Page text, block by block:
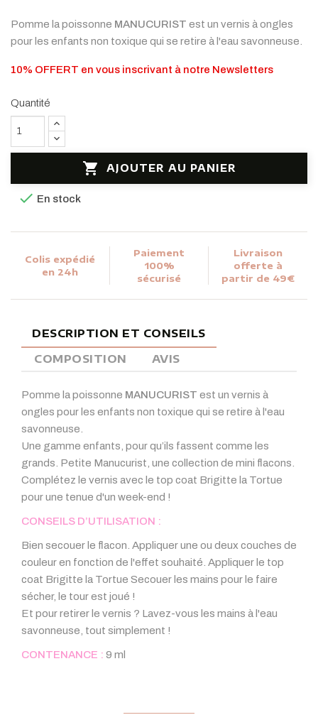
Pomme la poissonne MANUCURIST est un vernis à ongles
pour les enfants non toxique qui se retire à l'eau savonneuse.
10% OFFERT en vous inscrivant à notre Newsletters
Quantité
 AJOUTER AU PANIER
 En stock
Colis expédié
en 24h
Paiement
100%
sécurisé
Livraison
offerte à
partir de 49€
DESCRIPTION ET CONSEILS
COMPOSITION
AVIS
Pomme la poissonne MANUCURIST est un vernis à
ongles pour les enfants non toxique qui se retire à l'eau
savonneuse.
Une gamme enfants, pour qu’ils fassent comme les
grands. Petite Manucurist, une collection de mini flacons.
Complétez le vernis avec le top coat Brigitte la Tortue
pour une tenue d'un week-end !
CONSEILS D’UTILISATION :
Bien secouer le flacon. Appliquer une ou deux couches de
couleur en fonction de l'effet souhaité. Appliquer le top
coat Brigitte la Tortue Secouer les mains pour le faire
sécher, le tour est joué !
Et pour retirer le vernis ? Lavez-vous les mains à l'eau
savonneuse, tout simplement !
CONTENANCE : 9 ml